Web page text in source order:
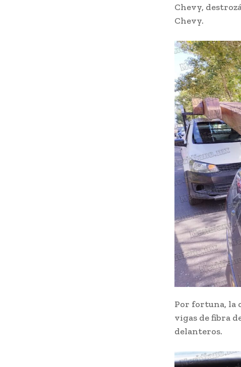
Chevy,
Chevy.
Por fortuna, la
vigas de fibra
delanteros.